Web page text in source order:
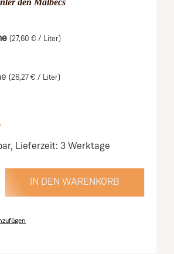
den Malbecs
(27,60 € / Liter)
(26,27 € / Liter)
Lieferzeit: 3 Werktage
IN DEN WARENKORB